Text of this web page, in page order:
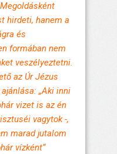
hirdeti, hanem a
és
formában nem
veszélyeztetni.
az Úr Jézus
„Aki inni
vizet is az én
vagytok -,
marad jutalom
vízként“